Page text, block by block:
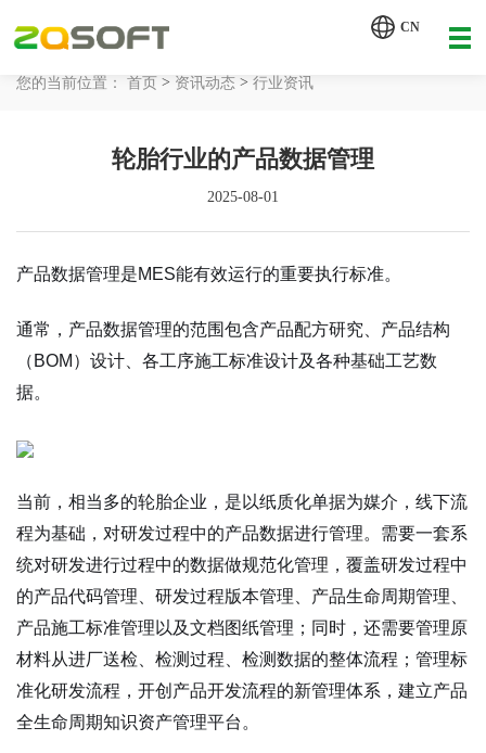
CN
解决方案
客户案例
您的当前位置： 首页 > 资讯动态 > 行业资讯
轮胎行业的产品数据管理
2025-08-01
产品数据管理是MES能有效运行的重要执行标准。
通常，产品数据管理的范围包含产品配方研究、产品结构
（BOM）设计、各工序施工标准设计及各种基础工艺数
据。
当前，相当多的轮胎企业，是以纸质化单据为媒介，线下流
程为基础，对研发过程中的产品数据进行管理。需要一套系
统对研发进行过程中的数据做规范化管理，覆盖研发过程中
的产品代码管理、研发过程版本管理、产品生命周期管理、
产品施工标准管理以及文档图纸管理；同时，还需要管理原
材料从进厂送检、检测过程、检测数据的整体流程；管理标
准化研发流程，开创产品开发流程的新管理体系，建立产品
全生命周期知识资产管理平台。
【AI 智能体重塑企业运营管理.pdf】